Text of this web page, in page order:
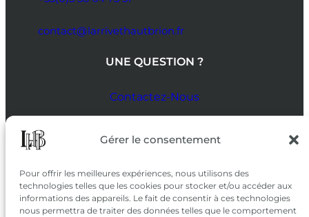
Gérer le consentement
Pour offrir les meilleures expériences, nous utilisons des
technologies telles que les cookies pour stocker et/ou accéder aux
informations des appareils. Le fait de consentir à ces technologies
nous permettra de traiter des données telles que le comportement
contact@larrivethautbrion.fr
UNE QUESTION ?
Contactez-Nous
SUIVEZ-NOUS
SUR LES RÉSEAUX